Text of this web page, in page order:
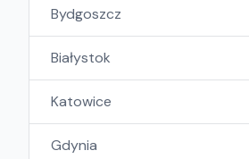
Bydgoszcz
Białystok
Katowice
Gdynia